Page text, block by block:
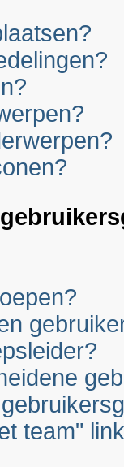
team"